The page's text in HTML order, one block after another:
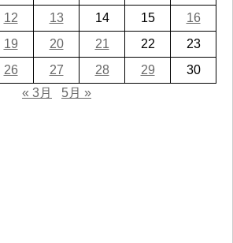
12 13 14 15
16
19 20 21 22
23
26 27 28 29
30
« 3月
5月 »